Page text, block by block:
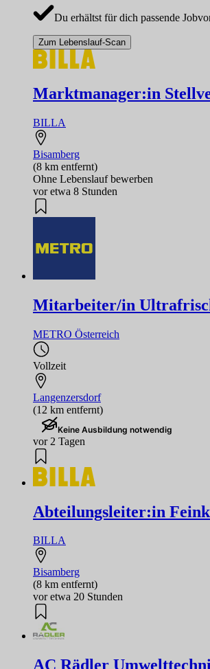
Du erhältst für dich passende
Zum Lebenslauf-Scan
Marktmanager:in
BILLA
Bisamberg
(8 km entfernt)
Ohne Lebenslauf bewerben
vor etwa 8 Stunden
Mitarbeiter/in
METRO Österreich
Vollzeit
Langenzersdorf
(12 km entfernt)
Keine Ausbildung notwendig
vor 2 Tagen
Abteilungsleiter:in
BILLA
Bisamberg
(8 km entfernt)
vor etwa 20 Stunden
AC Rädler